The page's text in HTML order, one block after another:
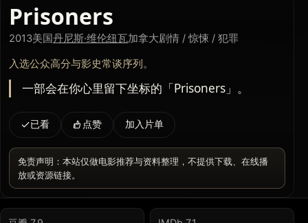
Prisoners
2013美国丹尼斯·维伦纽瓦加拿大剧情 / 惊悚 / 犯罪
入选公众高分与影史常谈序列。
一部会在你心里留下坐标的「Prisoners」。
已看 点赞 加入片单
免责声明：本站仅做电影推荐与资料整理，不提供下载、在线播
放或资源链接。